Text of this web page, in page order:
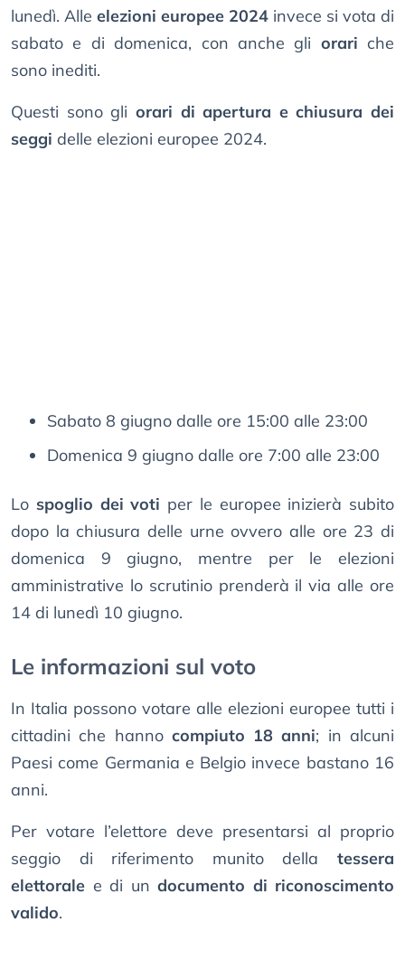
lunedì. Alle elezioni europee 2024 invece si vota di
sabato e di domenica, con anche gli orari che
sono inediti.
Questi sono gli orari di apertura e chiusura dei
seggi delle elezioni europee 2024.
Sabato 8 giugno dalle ore 15:00 alle 23:00
Domenica 9 giugno dalle ore 7:00 alle 23:00
Lo spoglio dei voti per le europee inizierà subito
dopo la chiusura delle urne ovvero alle ore 23 di
domenica 9 giugno, mentre per le elezioni
amministrative lo scrutinio prenderà il via alle ore
14 di lunedì 10 giugno.
Le informazioni sul voto
In Italia possono votare alle elezioni europee tutti i
cittadini che hanno compiuto 18 anni; in alcuni
Paesi come Germania e Belgio invece bastano 16
anni.
Per votare l’elettore deve presentarsi al proprio
seggio di riferimento munito della tessera
elettorale e di un documento di riconoscimento
valido.